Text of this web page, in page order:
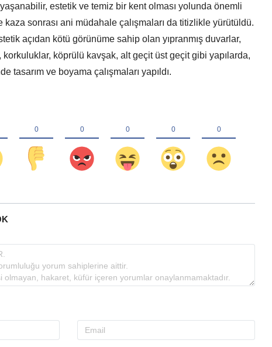
estetik ve temiz bir kent olması yolunda önemli
kaza sonrası ani müdahale çalışmaları da titizlikle yürütüldü.
açıdan kötü görünüme sahip olan yıpranmış duvarlar,
köprülü kavşak, alt geçit üst geçit gibi yapılarda,
tasarım ve boyama çalışmaları yapıldı.